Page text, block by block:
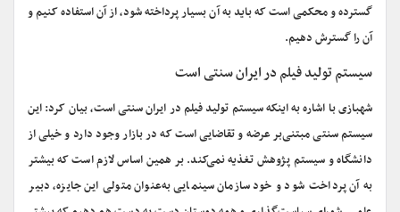
گسترده و محکمی است که باید به آن بسیار پرداخته شود، از آن استفاده کنیم و
آن را گسترش دهیم.
سیستم تولید فیلم در ایران سنتی است
شهبازی با اشاره به اینکه سیستم تولید فیلم در ایران سنتی است، بیان کرد: این
سیستم سنتی مبتنی‌بر عرضه و تقاضایی است که در بازار وجود دارد و خیلی از
دانشگاه و سیستم پژوهش تغذیه نمی‌کند. بر همین اساس لازم است که بیشتر
به آن پرداخت شود و خود سازمان سینمایی به‌عنوان متولی این جایزه، دبیر